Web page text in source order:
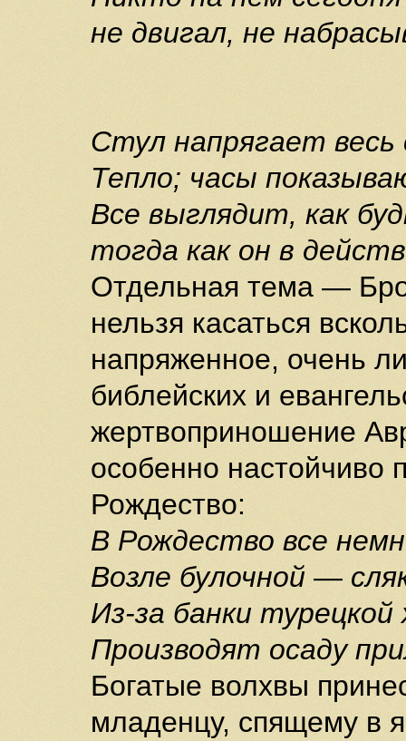
не двигал, не
Стул напрягает весь
Тепло; часы
Все выглядит, как
тогда как он в
Отдельная тема —
нельзя касаться
напряженное, очень
библейских и
жертвоприношение
особенно
Рождество:
В Рождество все
Возле булочной —
Из-за банки турецкой
Производят осаду
Богатые волхвы
младенцу, спящему в